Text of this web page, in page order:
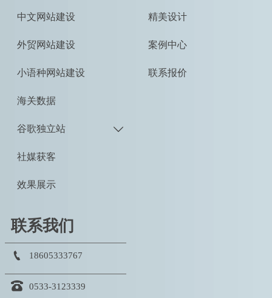
中文网站建设
外贸网站建设
小语种网站建设
海关数据
谷歌独立站 
社媒获客
效果展示
精美设计
案例中心
联系报价
联系我们
 18605333767
 0533-3123339